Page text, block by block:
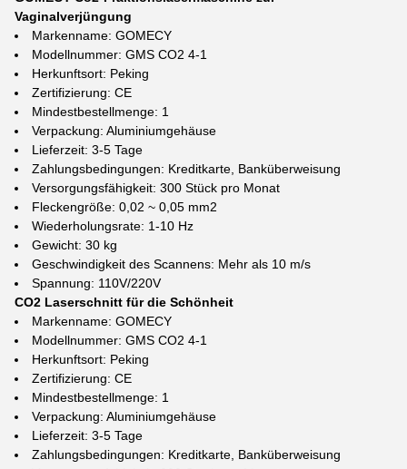
Vaginalverjüngung
Markenname: GOMECY
Modellnummer: GMS CO2 4-1
Herkunftsort: Peking
Zertifizierung: CE
Mindestbestellmenge: 1
Verpackung: Aluminiumgehäuse
Lieferzeit: 3-5 Tage
Zahlungsbedingungen: Kreditkarte, Banküberweisung
Versorgungsfähigkeit: 300 Stück pro Monat
Fleckengröße: 0,02 ~ 0,05 mm2
Wiederholungsrate: 1-10 Hz
Gewicht: 30 kg
Geschwindigkeit des Scannens: Mehr als 10 m/s
Spannung: 110V/220V
CO2 Laserschnitt für die Schönheit
Markenname: GOMECY
Modellnummer: GMS CO2 4-1
Herkunftsort: Peking
Zertifizierung: CE
Mindestbestellmenge: 1
Verpackung: Aluminiumgehäuse
Lieferzeit: 3-5 Tage
Zahlungsbedingungen: Kreditkarte, Banküberweisung